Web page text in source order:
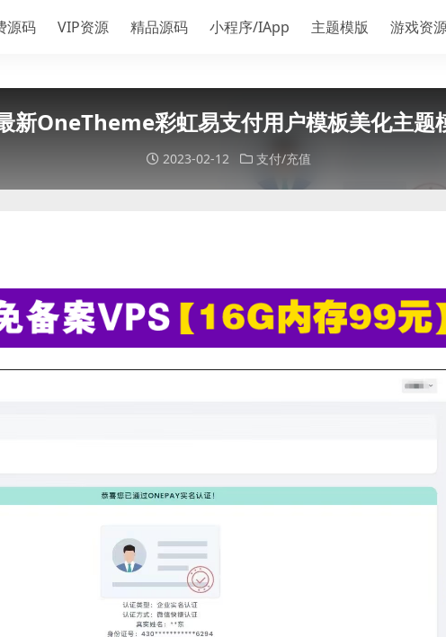
源码 VIP资源 精品源码 小程序/IApp 主题模版 游戏资
新OneTheme彩虹易支付用户模板美化主题
2023-02-12 支付/充值